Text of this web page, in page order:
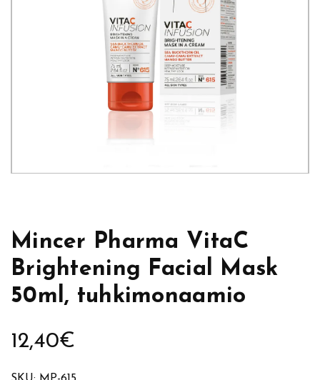
Mincer Pharma VitaC
Brightening Facial Mask
50ml, tuhkimonaamio
12,40€